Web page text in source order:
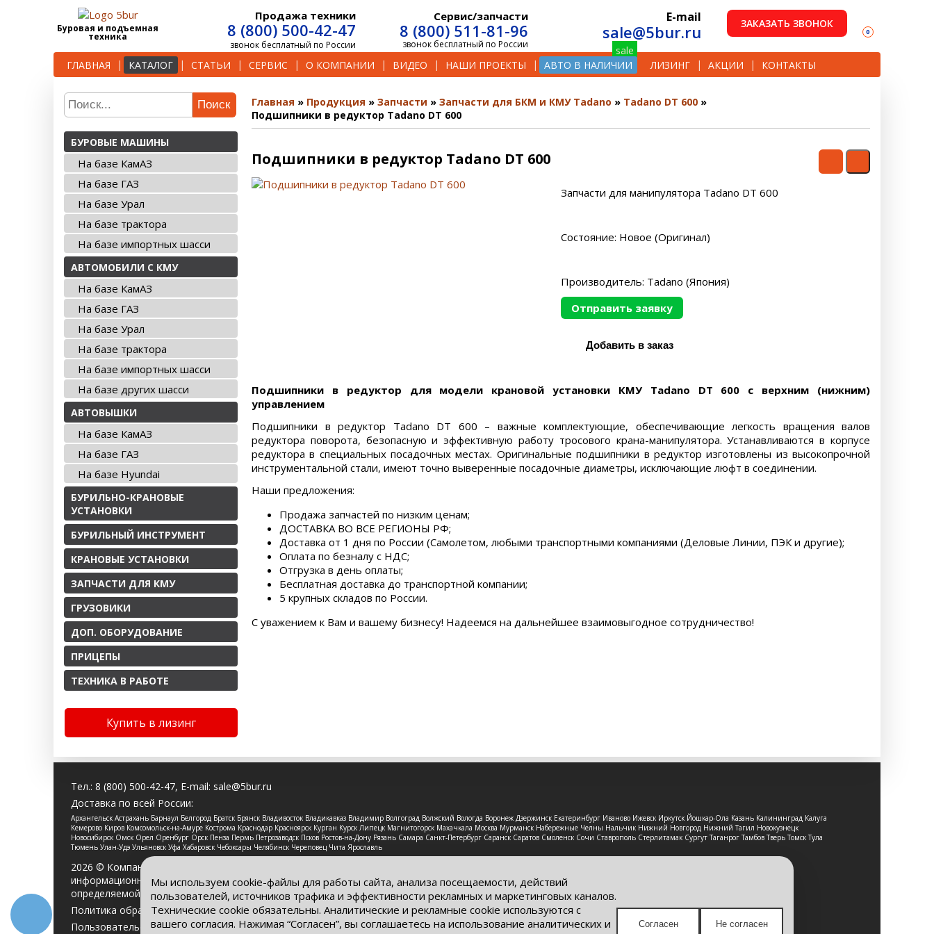
Буровая и подъемная
техника
Продажа техники
8 (800) 500-42-47
звонок бесплатный по России
Сервис/запчасти
8 (800) 511-81-96
звонок бесплатный по России
E-mail
sale@5bur.ru ЗАКАЗАТЬ ЗВОНОК
0
ГЛАВНАЯ КАТАЛОГ СТАТЬИ СЕРВИС О КОМПАНИИ ВИДЕО НАШИ ПРОЕКТЫ АВТО В НАЛИЧИИ ЛИЗИНГ АКЦИИ КОНТАКТЫ
Поиск
БУРОВЫЕ МАШИНЫ
На базе КамАЗ
На базе ГАЗ
На базе Урал
На базе трактора
На базе импортных шасси
АВТОМОБИЛИ С КМУ
На базе КамАЗ
На базе ГАЗ
На базе Урал
На базе трактора
На базе импортных шасси
На базе других шасси
АВТОВЫШКИ
На базе КамАЗ
На базе ГАЗ
На базе Hyundai
БУРИЛЬНО-КРАНОВЫЕ
УСТАНОВКИ
БУРИЛЬНЫЙ ИНСТРУМЕНТ
КРАНОВЫЕ УСТАНОВКИ
ЗАПЧАСТИ ДЛЯ КМУ
ГРУЗОВИКИ
ДОП. ОБОРУДОВАНИЕ
ПРИЦЕПЫ
ТЕХНИКА В РАБОТЕ
Купить в лизинг
Главная Продукция Запчасти Запчасти для БКМ и КМУ Tadano
Tadano DT 600
Подшипники в редуктор Tadano DT 600
Подшипники в редуктор Tadano DT 600
Запчасти для манипулятора Tadano DT 600
Состояние: Новое (Оригинал)
Производитель: Tadano (Япония)
Отправить заявку
Подшипники в редуктор для модели крановой установки КМУ Tadano DT 600 с верхним (нижним)
управлением
Подшипники в редуктор Tadano DT 600 – важные комплектующие, обеспечивающие легкость вращения валов
редуктора поворота, безопасную и эффективную работу тросового крана-манипулятора. Устанавливаются в корпусе
редуктора в специальных посадочных местах. Оригинальные подшипники в редуктор изготовлены из высокопрочной
инструментальной стали, имеют точно выверенные посадочные диаметры, исключающие люфт в соединении.
Наши предложения:
Продажа запчастей по низким ценам;
ДОСТАВКА ВО ВСЕ РЕГИОНЫ РФ;
Доставка от 1 дня по России (Самолетом, любыми транспортными компаниями (Деловые Линии, ПЭК и другие);
Оплата по безналу с НДС;
Отгрузка в день оплаты;
Бесплатная доставка до транспортной компании;
5 крупных складов по России.
С уважением к Вам и вашему бизнесу! Надеемся на дальнейшее взаимовыгодное сотрудничество!
Тел.: 8 (800) 500-42-47, E-mail: sale@5bur.ru
Доставка по всей России:
Архангельск Астрахань Барнаул Белгород Братск Брянск Владивосток Владикавказ Владимир Волгоград Волжский Вологда Воронеж Дзержинск Екатеринбург Иваново Ижевск Иркутск Йошкар-Ола Казань Калининград Калуга
Кемерово Киров Комсомольск-на-Амуре Кострома Краснодар Красноярск Курган Курск Липецк Магнитогорск Махачкала Москва Мурманск Набережные Челны Нальчик Нижний Новгород Нижний Тагил Новокузнецк
Новосибирск Омск Орел Оренбург Орск Пенза Пермь Петрозаводск Псков Ростов-на-Дону Рязань Самара Санкт-Петербург Саранск Саратов Смоленск Сочи Ставрополь Стерлитамак Сургут Таганрог Тамбов Тверь Томск Тула
Тюмень Улан-Удэ Ульяновск Уфа Хабаровск Чебоксары Челябинск Череповец Чита Ярославль
2026 © Компания «Буровые Машины». Все права защищены. Обращаем Ваше внимание на то, что данный интернет-сайт носит исключительно
информационный характер и ни при каких условиях информационные материалы и цены, размещенные на сайте, не является публичной офертой,
определяемой положениями Статьи 437 Гражданского кодекса РФ.
Политика обработки персональных данных
Пользовательское соглашение
Мы используем cookie-файлы для работы сайта, анализа посещаемости, действий
пользователей, источников трафика и эффективности рекламных и маркетинговых каналов.
Технические cookie обязательны. Аналитические и рекламные cookie используются с
вашего согласия. Нажимая “Согласен”, вы соглашаетесь на использование аналитических и
Согласен Не согласен